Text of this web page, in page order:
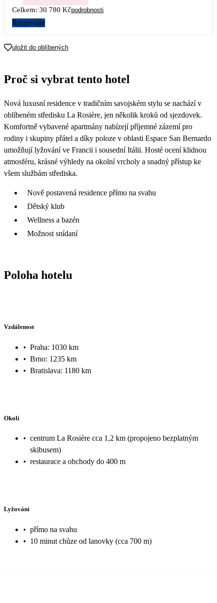
15 16 17
22 23 24 25 26 27 28
Celkem: 30 780 Kčpodrobnosti
Rezervujte
uložit do oblíbených
Proč si vybrat tento hotel
Nová luxusní residence v tradičním savojském stylu se nachází v
oblíbeném středisku La Rosière, jen několik kroků od sjezdovek.
Komfortně vybavené apartmány nabízejí příjemné zázemí pro
rodiny i skupiny přátel a díky poloze v oblasti Espace San Bernardo
umožňují lyžování ve Francii i sousední Itálii. Hosté ocení klidnou
atmosféru, krásné výhledy na okolní vrcholy a snadný přístup ke
všem službám střediska.
Nově postavená residence přímo na svahu
Dětský klub
Wellness a bazén
Možnost snídaní
Poloha hotelu
Vzdálenost
• Praha: 1030 km
• Brno: 1235 km
• Bratislava: 1180 km
Okolí
• centrum La Rosière cca 1,2 km (propojeno bezplatným
skibusem)
• restaurace a obchody do 400 m
Lyžování
• přímo na svahu
• 10 minut chůze od lanovky (cca 700 m)